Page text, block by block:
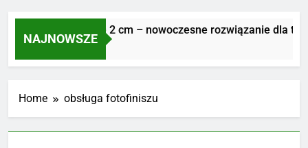
NAJNOWSZE
Płyty tarasowe 2 cm – nowoczesne rozwiązanie dla
1 Tydzień Ago
Home obsługa fotofiniszu